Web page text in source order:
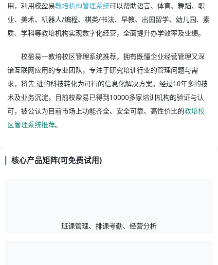
用，利用校盈易教培机构管理系统可以帮助语言、体育、舞蹈、职
业、美术、机器人/编程、棋类/书法、早教、出国留学、幼儿园、素
质、学科等教培机构实现数字化经营，全面提升办学效率及业绩。
校盈易—教培校区管理系统推荐，拥有既懂企业经营管理又深
谙互联网应用的专业团队，专注于研究培训行业的管理问题与需
求，将先 进的科技转化为可行的信息化解决方案。经过10年多的技
术及业务沉淀，目前校盈易已得到10000多家培训机构的验证与认
可，被公认为目前市场上功能齐全、安全可靠、高性价比的教培校
区管理系统推荐。
核心产品矩阵(可免费试用)
班课管理、排课考勤、经营分析